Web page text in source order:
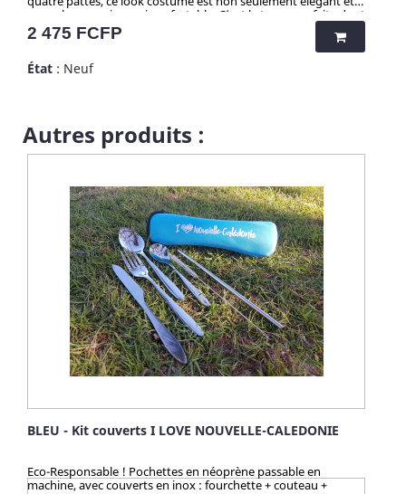
accrocheur, mais aussi confortable. C’est la tenue parfaite dont
votre compagnon a besoin pour faire l’envie d’Halloween ! Il
se met et s’enlève facilement, ce qui est idéal pour les fêtes ou
la chasse aux sorcières. Attention ! Quantité très limitée pour
tous mes produits. N'hésitez pas longtemps avant de vous
Prix
2 475 FCFP
État : Neuf
Autres produits :
BLEU - Kit couverts I LOVE NOUVELLE-CALEDONIE
Eco-Responsable ! Pochettes en néoprène passable en
machine, avec couverts en inox : fourchette + couteau +